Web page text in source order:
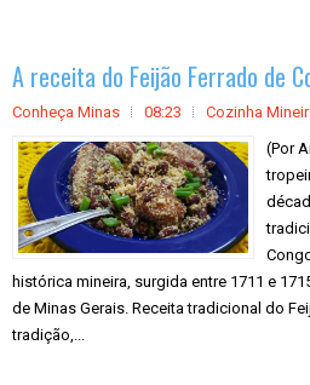
A receita do Feijão Ferrado de
Conheça Minas 08:23 Cozinha
(Por
histórica mineira, surgida entre 1711 e
de Minas Gerais. Receita tradicional
tradição,...